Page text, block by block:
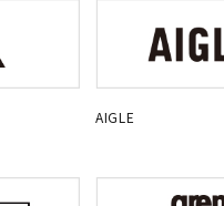
AIGLE